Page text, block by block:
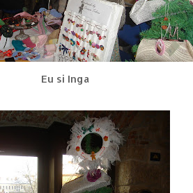
Eu si Inga